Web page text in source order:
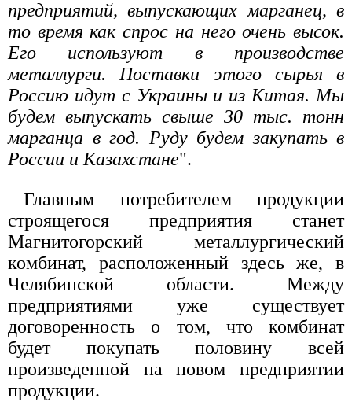
предприятий, выпускающих марганец, в
то время как спрос на него очень высок.
Его используют в производстве
металлурги. Поставки этого сырья в
Россию идут с Украины и из Китая. Мы
будем выпускать свыше 30 тыс. тонн
марганца в год. Руду будем закупать в
России и Казахстане".
Главным потребителем продукции
строящегося предприятия станет
Магнитогорский металлургический
комбинат, расположенный здесь же, в
Челябинской области. Между
предприятиями уже существует
договоренность о том, что комбинат
будет покупать половину всей
произведенной на новом предприятии
продукции.